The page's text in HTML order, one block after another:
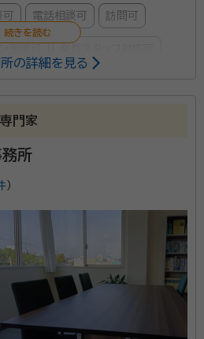
電話相談可 訪問可
考える上で、相続に関連するご
、光栄に思います。 当事務
続手続きをサポートしてきた
ズに進めてくれた」と高い評価
行政書士事務所は、法律と実務
、安心してお任せいただけるサ
。相続手続きに関する疑問や不
トすることをお約束します。
、公益社団法人コスモス成年後見サポ
の詳細を見る
門家
所
）